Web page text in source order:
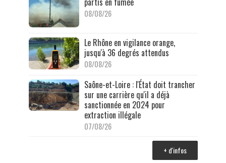
08/08/26
Le Rhône en vigilance orange,
jusqu'à 36 degrés attendus
08/08/26
Saône-et-Loire : l'État doit trancher
sur une carrière qu'il a déjà
sanctionnée en 2024 pour
extraction illégale
07/08/26
+ d'infos